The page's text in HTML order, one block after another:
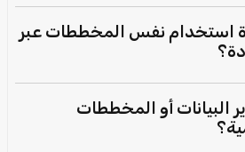
استخدام نفس المخططات عبر
البيانات أو المخططات